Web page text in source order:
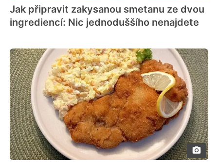
Jak připravit zakysanou smetanu ze dvou
ingrediencí: Nic jednoduššího nenajdete